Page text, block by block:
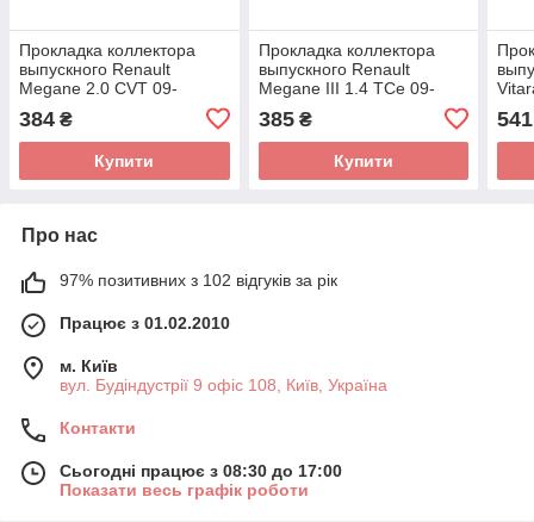
Прокладка коллектора
выпускного Renault
Megane 2.0 CVT 09-
(VICTOR REINZ)
384 ₴
Купити
Прокладка коллектора
выпускного Renault
Megane III 1.4 TCe 09-
(VICTOR REINZ)
385₴
Купити
541
Про нас
97% позитивних з 102 відгуків за рік
Працює з 01.02.2010
м. Київ
вул. Будіндустрії 9 офіс 108, Київ, Україна
Контакти
Сьогодні працює з 08:30 до 17:00
Показати весь графік роботи